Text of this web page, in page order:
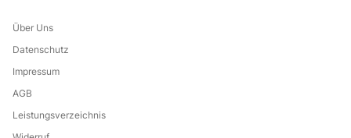
Über Uns
Datenschutz
Impressum
AGB
Leistungsverzeichnis